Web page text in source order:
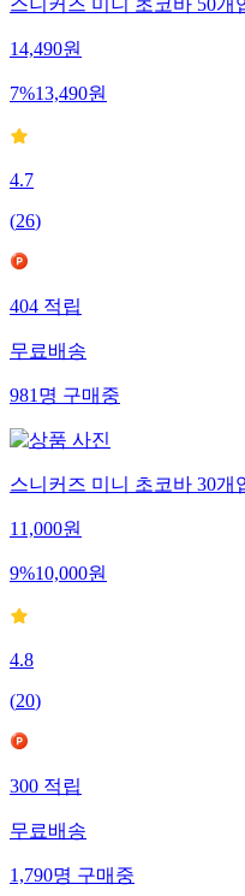
스니커즈 미니 초코바 50개
14,490원
7%13,490원
4.7
(26)
404적립
무료배송
981명구매중
스니커즈 미니 초코바 30개
11,000원
9%10,000원
4.8
(20)
300적립
무료배송
1,790명구매중